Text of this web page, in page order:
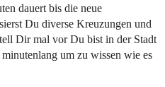
dauert bis die neue
Du diverse Kreuzungen und
Dir mal vor Du bist in der Stadt
um zu wissen wie es